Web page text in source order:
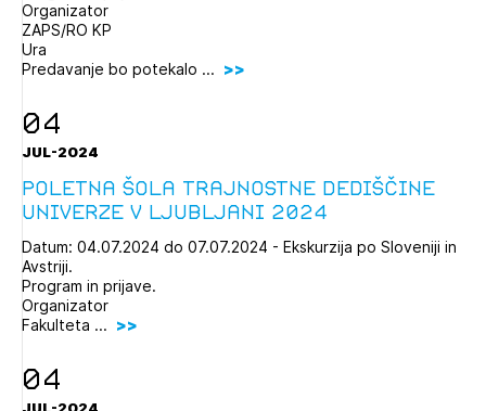
REGISTRIRAJTE SE
Organizator
ZAPS/RO KP
Ura
Predavanje bo potekalo ...
04
JUL-2024
Poletna šola trajnostne dediščine
Univerze v Ljubljani 2024
Datum: 04.07.2024 do 07.07.2024 - Ekskurzija po Sloveniji in
Avstriji.
Program in prijave.
Organizator
Fakulteta ...
04
Novičnik natečajev
NAPREJ